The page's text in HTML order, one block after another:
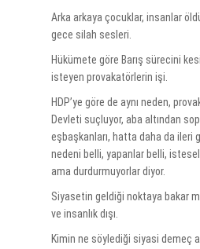
Arka arkaya çocuklar, insanlar
gece silah sesleri.
Hükümete göre Barış sürecini
isteyen provakatörlerin işi.
HDP’ye göre de aynı neden,
Devleti suçluyor, aba altından
eşbaşkanları, hatta daha da ileri
nedeni belli, yapanlar belli,
ama durdurmuyorlar diyor.
Siyasetin geldiği noktaya bakar
ve insanlık dışı.
Kimin ne söylediği siyasi demeç